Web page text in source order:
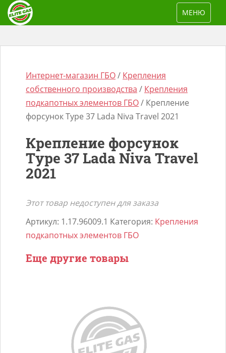
p
TOGGLE
МЕНЮ
Поиск
товаров
Интернет-магазин ГБО/ Крепления
собственного производства / Крепления
подкапотных элементов ГБО/ Крепление
форсунок Type 37 Lada Niva Travel 2021
Крепление форсунок
Type 37 Lada Niva Travel
2021
Этот товар недоступен для заказа
Артикул: 1.17.96009.1 Категория: Крепления
подкапотных элементов ГБО
Еще другие товары